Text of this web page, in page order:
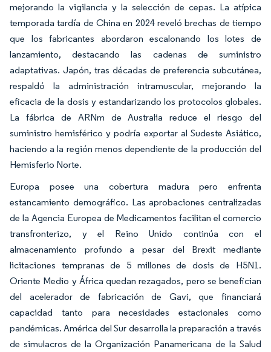
mejorando la vigilancia y la selección de cepas. La atípica
temporada tardía de China en 2024 reveló brechas de tiempo
que los fabricantes abordaron escalonando los lotes de
lanzamiento, destacando las cadenas de suministro
adaptativas. Japón, tras décadas de preferencia subcutánea,
respaldó la administración intramuscular, mejorando la
eficacia de la dosis y estandarizando los protocolos globales.
La fábrica de ARNm de Australia reduce el riesgo del
suministro hemisférico y podría exportar al Sudeste Asiático,
haciendo a la región menos dependiente de la producción del
Hemisferio Norte.
Europa posee una cobertura madura pero enfrenta
estancamiento demográfico. Las aprobaciones centralizadas
de la Agencia Europea de Medicamentos facilitan el comercio
transfronterizo, y el Reino Unido continúa con el
almacenamiento profundo a pesar del Brexit mediante
licitaciones tempranas de 5 millones de dosis de H5N1.
Oriente Medio y África quedan rezagados, pero se benefician
del acelerador de fabricación de Gavi, que financiará
capacidad tanto para necesidades estacionales como
pandémicas. América del Sur desarrolla la preparación a través
de simulacros de la Organización Panamericana de la Salud